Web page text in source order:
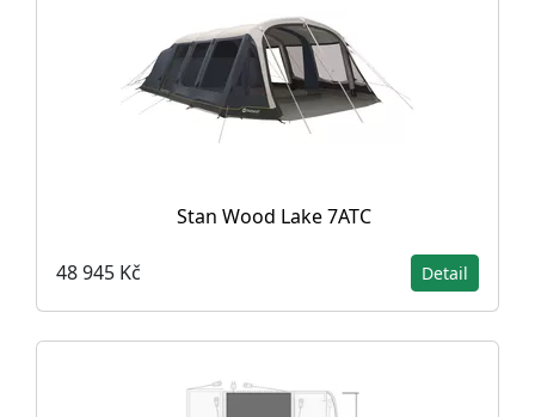
Stan Wood Lake 7ATC
48 945 Kč Detail